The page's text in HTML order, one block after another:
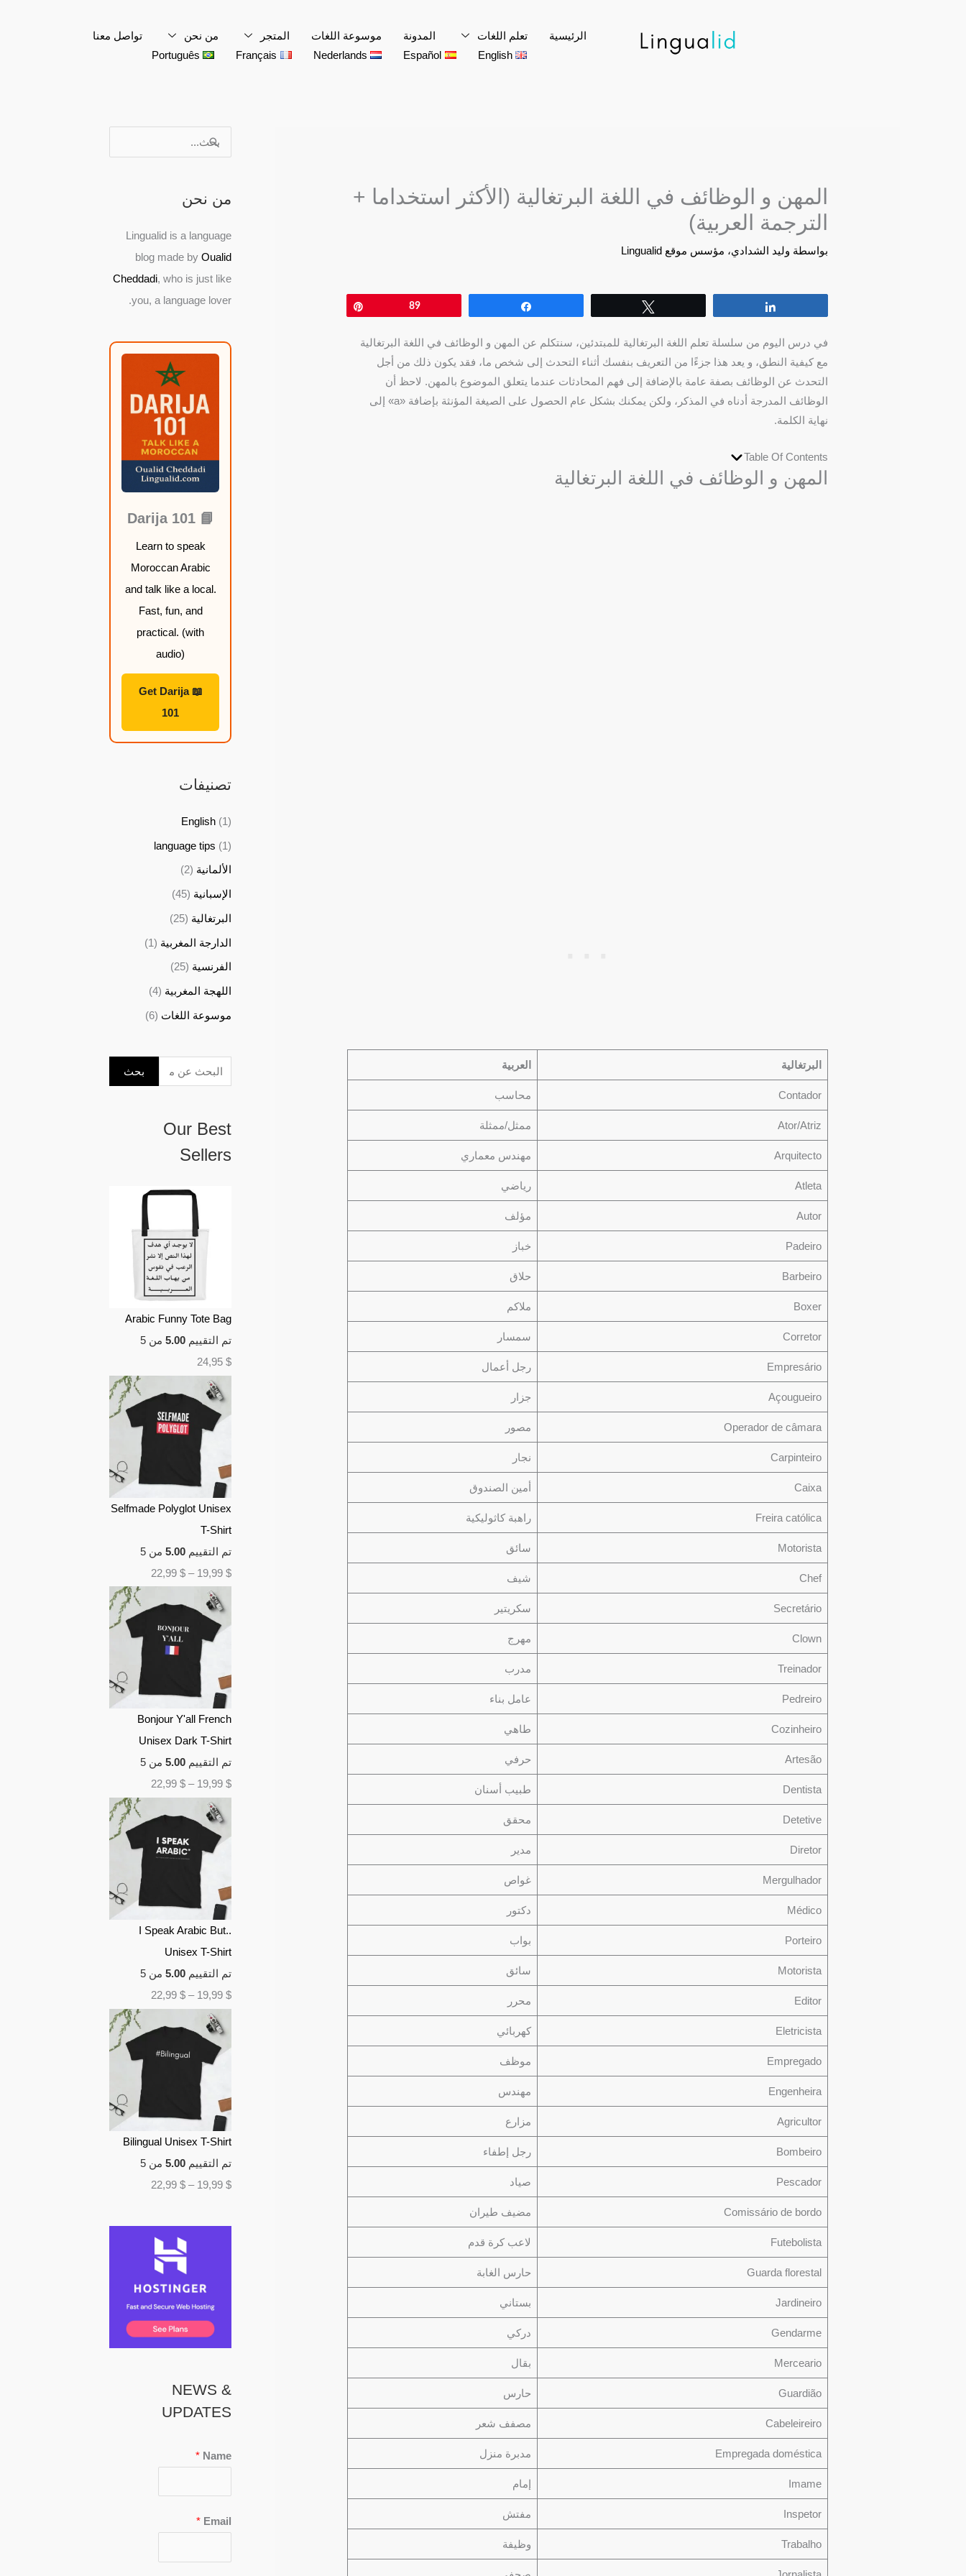
الرئيسية تعلم اللغات المدونة موسوعة اللغات المتجر من نحن
تواصل معنا
English
Español
Nederlands
Français
Português
المهن و الوظائف في اللغة البرتغالية (الأكثر استخداما +
الترجمة العربية)
بواسطة وليد الشدادي، مؤسس موقع Lingualid
89
في درس اليوم من سلسلة تعلم اللغة البرتغالية للمبتدئين، سنتكلم عن المهن و الوظائف في اللغة البرتغالية
مع كيفية النطق، و يعد هذا جزءًا من التعريف بنفسك أثناء التحدث إلى شخص ما، فقد يكون ذلك من أجل
التحدث عن الوظائف بصفة عامة بالإضافة إلى فهم المحادثات عندما يتعلق الموضوع بالمهن. لاحظ أن
الوظائف المدرجة أدناه في المذكر، ولكن يمكنك بشكل عام الحصول على الصيغة المؤنثة بإضافة «a» إلى
نهاية الكلمة.
Table Of Contents
المهن و الوظائف في اللغة البرتغالية
البرتغالية العربية
Contador محاسب
Ator/Atriz ممثل/ممثلة
Arquitecto مهندس معماري
Atleta رياضي
Autor مؤلف
Padeiro خباز
Barbeiro حلاق
Boxer ملاكم
Corretor سمسار
Empresário رجل أعمال
Açougueiro جزار
Operador de câmara مصور
Carpinteiro نجار
Caixa أمين الصندوق
Freira católica راهبة كاثوليكية
Motorista سائق
Chef شيف
Secretário سكريتير
Clown مهرج
Treinador مدرب
Pedreiro عامل بناء
Cozinheiro طاهي
Artesão حرفي
Dentista طبيب أسنان
Detetive محقق
Diretor مدير
Mergulhador غواص
Médico دكتور
Porteiro بواب
Motorista سائق
Editor محرر
Eletricista كهربائي
Empregado موظف
Engenheira مهندس
Agricultor مزارع
Bombeiro رجل إطفاء
Pescador صياد
Comissário de bordo مضيف طيران
Futebolista لاعب كرة قدم
Guarda florestal حارس الغابة
Jardineiro بستاني
Gendarme دركي
Merceario بقال
Guardião حارس
Cabeleireiro مصفف شعر
Empregada doméstica مدبرة منزل
Imame إمام
Inspetor مفتش
Trabalho وظيفة
ث
ع
ن
:
من نحن
Lingualid is a language
blog made by Oualid
Cheddadi, who is just like
you, a language lover.
📘 Darija 101
Learn to speak
Moroccan Arabic
and talk like a local.
Fast, fun, and
practical. (with
audio)
📖 Get Darija
101
تصنيفات
English (1)
language tips (1)
الألمانية (2)
الإسبانية (45)
البرتغالية (25)
الدارجة المغربية (1)
الفرنسية (25)
اللهجة المغربية (4)
موسوعة اللغات (6)
ل
ح
بحث
Our Best
Sellers
Arabic Funny Tote Bag
تم التقييم 5.00 من 5
24,95 $
Selfmade Polyglot Unisex
T-Shirt
تم التقييم 5.00 من 5
19,99 $
–
22,99 $
ط
س
ر
م
1
9
,
9
$
خ
ل
ا
2
,
Bonjour Y'all French
Unisex Dark T-Shirt
تم التقييم 5.00 من 5
19,99 $
–
22,99 $
ط
س
ر
م
1
9
,
9
$
خ
ل
ا
2
,
I Speak Arabic But..
Unisex T-Shirt
تم التقييم 5.00 من 5
19,99 $
–
22,99 $
ط
س
ر
م
1
9
,
9
$
خ
ل
ا
2
,
Bilingual Unisex T-Shirt
تم التقييم 5.00 من 5
19,99 $
–
22,99 $
ط
س
ر
م
1
9
,
9
$
خ
ل
ا
2
,
NEWS &
UPDATES
Name
*
Email
*